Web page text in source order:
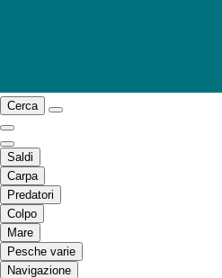
Cerca
Saldi
Carpa
Predatori
Colpo
Mare
Pesche varie
Navigazione